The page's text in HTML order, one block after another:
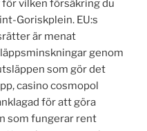
vilken försäkring du
Goriskplein. EU:s
är menat
genom
som gör det
casino cosmopol
för att göra
som fungerar rent